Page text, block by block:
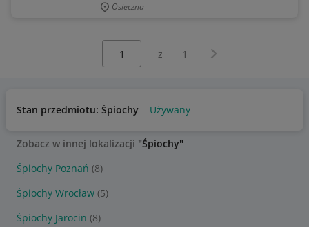
Osieczna
z 1 Następna strona
Stan przedmiotu: Śpiochy Używany
Zobacz w innej lokalizacji "Śpiochy"
Śpiochy Poznań (8)
Śpiochy Wrocław (5)
Śpiochy Jarocin (8)